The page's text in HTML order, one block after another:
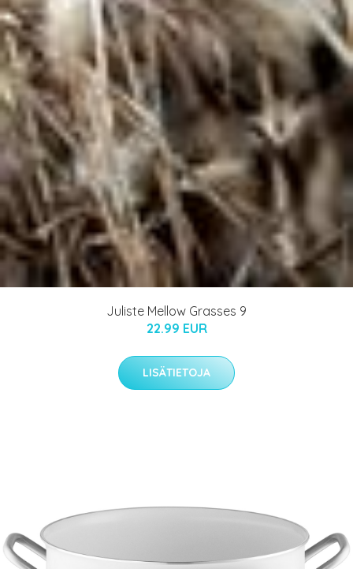
Juliste Mellow Grasses 9
22.99 EUR
LISÄTIETOJA